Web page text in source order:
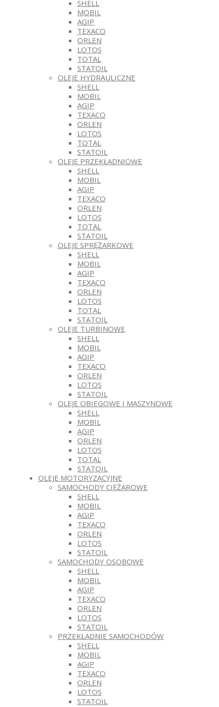
SHELL
MOBIL
AGIP
TEXACO
ORLEN
LOTOS
TOTAL
STATOIL
OLEJE HYDRAULICZNE
SHELL
MOBIL
AGIP
TEXACO
ORLEN
LOTOS
TOTAL
STATOIL
OLEJE PRZEKŁADNIOWE
SHELL
MOBIL
AGIP
TEXACO
ORLEN
LOTOS
TOTAL
STATOIL
OLEJE SPRĘŻARKOWE
SHELL
MOBIL
AGIP
TEXACO
ORLEN
LOTOS
TOTAL
STATOIL
OLEJE TURBINOWE
SHELL
MOBIL
AGIP
TEXACO
ORLEN
LOTOS
STATOIL
OLEJE OBIEGOWE I MASZYNOWE
SHELL
MOBIL
AGIP
ORLEN
LOTOS
TOTAL
STATOIL
OLEJE MOTORYZACYJNE
SAMOCHODY CIĘŻAROWE
SHELL
MOBIL
AGIP
TEXACO
ORLEN
LOTOS
STATOIL
SAMOCHODY OSOBOWE
SHELL
MOBIL
AGIP
TEXACO
ORLEN
LOTOS
STATOIL
PRZEKŁADNIE SAMOCHODÓW
SHELL
MOBIL
AGIP
TEXACO
ORLEN
LOTOS
STATOIL